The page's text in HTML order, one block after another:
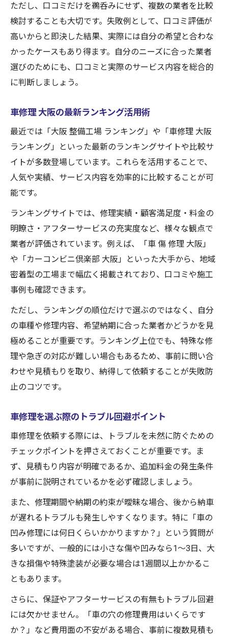
ただし、口コミだけを鵜呑みにせず、複数の業者を比較
検討することも大切です。失敗例として、口コミ評価が
高いからと即決した結果、実際には自分の希望と合わな
かったケースもあり得ます。自分のニーズに合った業者
選びのためにも、口コミと実際のサービス内容を総合的
に判断しましょう。
車修理 大阪の最新ランキング活用術
最近では「大阪 整備工場 ランキング」や「車修理 大阪
ランキング」といった最新のランキングサイトや比較サ
イトが多数登場しています。これらを活用することで、
人気や実績、サービス内容を効率的に比較することが可
能です。
ランキングサイトでは、修理実績・顧客満足度・料金の
明瞭さ・アフターサービスの充実度など、様々な観点で
業者が評価されています。例えば、「車 傷 修理 大阪」
や「カーコンビニ倶楽部 大阪」といった大手から、地域
密着型の工場まで幅広く掲載されており、口コミや施工
事例も確認できます。
ただし、ランキングの順位だけで選ぶのではなく、自分
の車種や修理内容、希望納期に合った業者かどうかを見
極めることが重要です。ランキング上位でも、特殊な修
理や急ぎの対応が難しい場合もあるため、事前に問い合
わせや見積もりを取り、納得して依頼することが失敗防
止のコツです。
車修理を選ぶ際のトラブル回避ポイント
車修理を依頼する際には、トラブルを未然に防ぐための
チェックポイントを押さえておくことが重要です。ま
ず、見積もり内容が明確であるか、追加料金の発生条件
が事前に説明されているかを必ず確認しましょう。
また、修理期間や納期の約束が曖昧な場合、後から納車
が遅れるトラブルも発生しやすくなります。特に「車の
凹み修理には何日くらいかかりますか？」という質問が
多いですが、一般的には小さな傷や凹みなら1〜3日、大
きな損傷や特殊塗装が必要な場合は1週間以上かかるこ
ともあります。
さらに、保証やアフターサービスの有無もトラブル回避
には欠かせません。「車の穴の修理費用はいくらです
か？」など費用面の不安がある場合、事前に複数見積も